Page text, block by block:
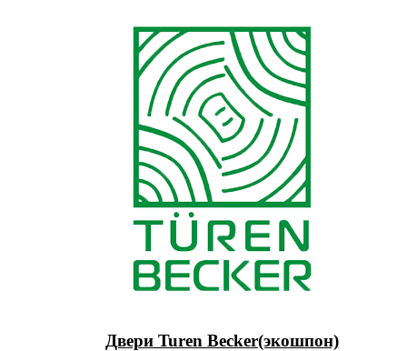
Двери Turen Becker(экошпон)